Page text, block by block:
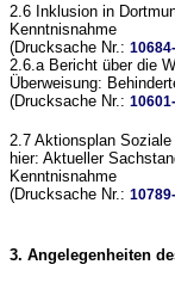
2.6 Inklusion in
Kenntnisnahme
(Drucksache Nr.:
2.6.a Bericht über die
Überweisung:
(Drucksache Nr.:
2.7 Aktionsplan
hier: Aktueller
Kenntnisnahme
(Drucksache Nr.:
3. Angelegenheiten